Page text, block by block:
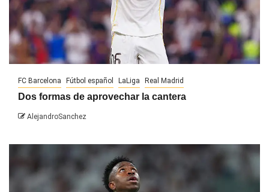
FC Barcelona Fútbol español LaLiga Real Madrid
Dos formas de aprovechar la cantera
AlejandroSanchez